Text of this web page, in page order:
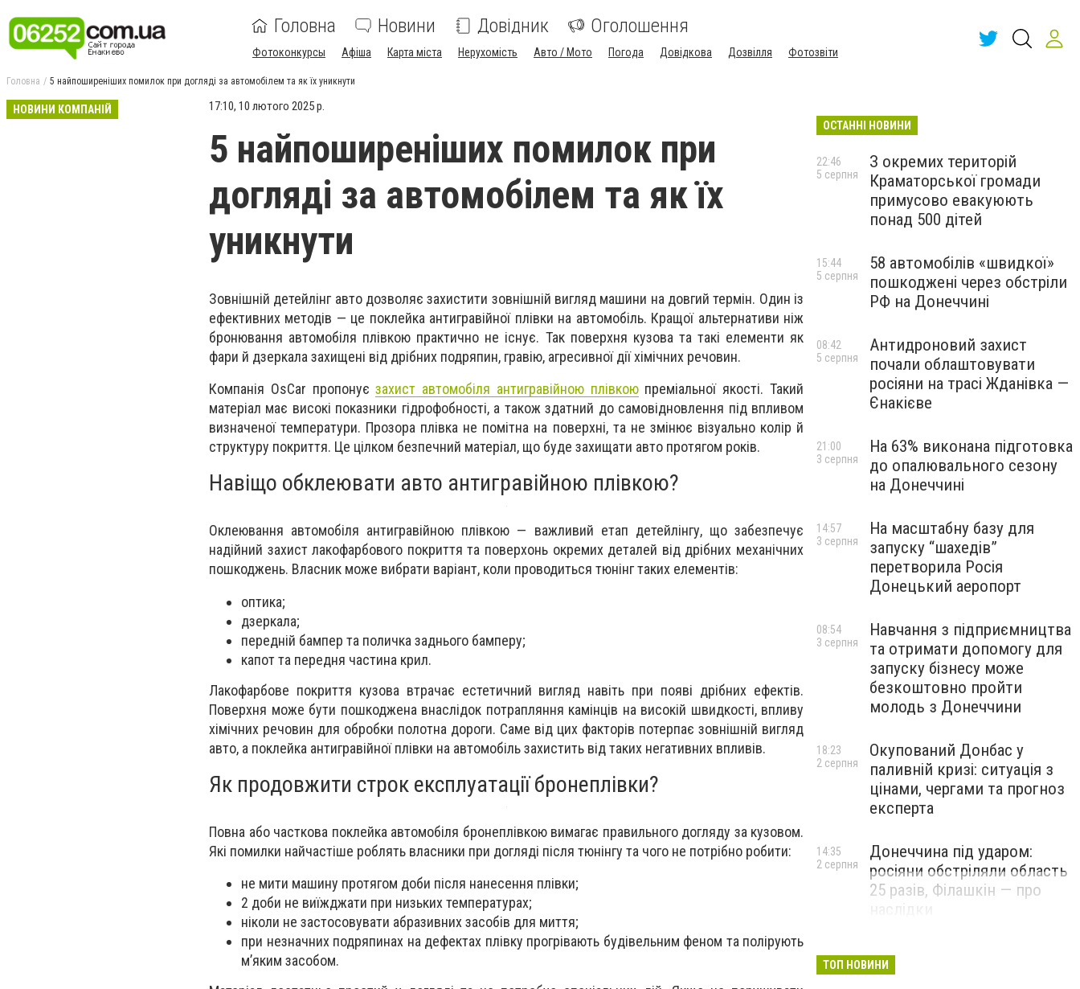
Головна Новини Довідник Оголошення
Фотоконкурсы Афіша Карта міста Нерухомість Авто / Мото Погода Довідкова Дозвілля Фотозвіти
Головна 5 найпоширеніших помилок при догляді за автомобілем та як їх уникнути
НОВИНИ КОМПАНІЙ 17:10, 10 лютого 2025 р.
5 найпоширеніших помилок при
догляді за автомобілем та як їх
уникнути
Зовнішній детейлінг авто дозволяє захистити зовнішній вигляд машини на довгий термін. Один із
ефективних методів — це поклейка антигравійної плівки на автомобіль. Кращої альтернативи ніж
бронювання автомобіля плівкою практично не існує. Так поверхня кузова та такі елементи як
фари й дзеркала захищені від дрібних подряпин, гравію, агресивної дії хімічних речовин.
Компанія OsCar пропонуєзахист автомобіля антигравійною плівкоюпреміальної якості. Такий
матеріал має високі показники гідрофобності, а також здатний до самовідновлення під впливом
визначеної температури. Прозора плівка не помітна на поверхні, та не змінює візуально колір й
структуру покриття. Це цілком безпечний матеріал, що буде захищати авто протягом років.
Навіщо обклеювати авто антигравійною плівкою?
Оклеювання автомобіля антигравійною плівкою — важливий етап детейлінгу, що забезпечує
надійний захист лакофарбового покриття та поверхонь окремих деталей від дрібних механічних
пошкоджень. Власник може вибрати варіант, коли проводиться тюнінг таких елементів:
оптика;
дзеркала;
передній бампер та поличка заднього бамперу;
капот та передня частина крил.
Лакофарбове покриття кузова втрачає естетичний вигляд навіть при появі дрібних ефектів.
Поверхня може бути пошкоджена внаслідок потрапляння камінців на високій швидкості, впливу
хімічних речовин для обробки полотна дороги. Саме від цих факторів потерпає зовнішній вигляд
авто, а поклейка антигравійної плівки на автомобіль захистить від таких негативних впливів.
Як продовжити строк експлуатації бронеплівки?
Повна або часткова поклейка автомобіля бронеплівкою вимагає правильного догляду за кузовом.
Які помилки найчастіше роблять власники при догляді після тюнінгу та чого не потрібно робити:
не мити машину протягом доби після нанесення плівки;
2 доби не виїжджати при низьких температурах;
ніколи не застосовувати абразивних засобів для миття;
при незначних подряпинах на дефектах плівку прогрівають будівельним феном та полірують
м’яким засобом.
ОСТАННІ НОВИНИ
З окремих територій
Краматорської громади
примусово евакуюють
понад 500 дітей
22:46
5 серпня
58 автомобілів «швидкої»
пошкоджені через обстріли
РФ на Донеччині
15:44
5 серпня
Антидроновий захист
почали облаштовувати
росіяни на трасі Жданівка —
Єнакієве
08:42
5 серпня
На 63% виконана підготовка
до опалювального сезону
на Донеччині
21:00
3 серпня
На масштабну базу для
запуску “шахедів”
перетворила Росія
Донецький аеропорт
14:57
3 серпня
Навчання з підприємництва
та отримати допомогу для
запуску бізнесу може
безкоштовно пройти
молодь з Донеччини
08:54
3 серпня
Окупований Донбас у
паливній кризі: ситуація з
цінами, чергами та прогноз
експерта
18:23
2 серпня
Донеччина під ударом:
росіяни обстріляли область
25 разів, Філашкін — про
14:35
2 серпня
ТОП НОВИНИ